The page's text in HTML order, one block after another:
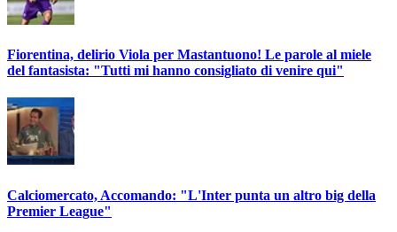
Fiorentina, delirio Viola per Mastantuono! Le parole al miele
del fantasista: "Tutti mi hanno consigliato di venire qui"
Calciomercato, Accomando: "L'Inter punta un altro big della
Premier League"